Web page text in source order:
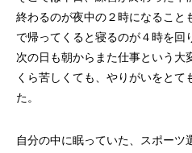
終わるのが夜中の２時になること
で帰ってくると寝るのが４時を回
次の日も朝からまた仕事という大
くら苦しくても、やりがいをとて
た。
自分の中に眠っていた、スポーツ